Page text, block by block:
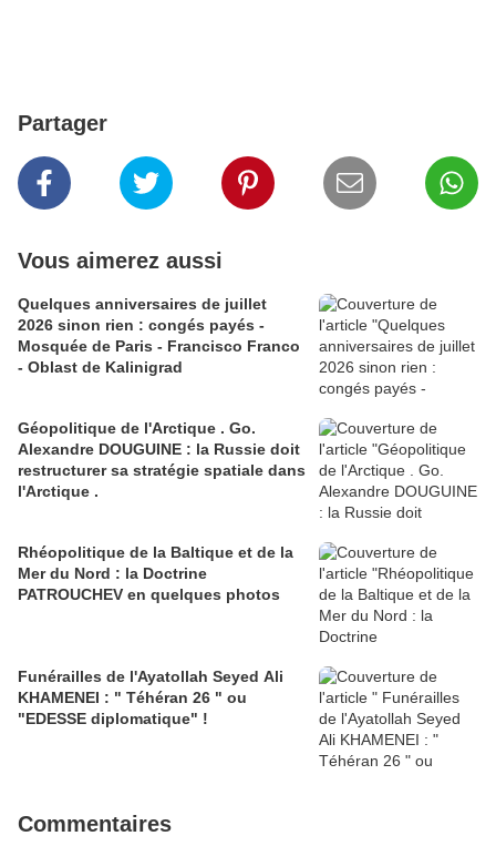
Partager
Vous aimerez aussi
Quelques anniversaires de juillet
2026 sinon rien : congés payés -
Mosquée de Paris - Francisco Franco
- Oblast de Kalinigrad
Géopolitique de l'Arctique . Go.
Alexandre DOUGUINE : la Russie doit
restructurer sa stratégie spatiale dans
l'Arctique .
Rhéopolitique de la Baltique et de la
Mer du Nord : la Doctrine
PATROUCHEV en quelques photos
Funérailles de l'Ayatollah Seyed Ali
KHAMENEI : " Téhéran 26 " ou
"EDESSE diplomatique" !
Commentaires